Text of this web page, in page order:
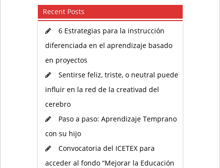
Recent Posts
6 Estrategias para la instrucción
diferenciada en el aprendizaje basado
en proyectos
Sentirse feliz, triste, o neutral puede
influir en la red de la creativad del
cerebro
Paso a paso: Aprendizaje Temprano
con su hijo
Convocatoria del ICETEX para
acceder al fondo “Mejorar la Educación